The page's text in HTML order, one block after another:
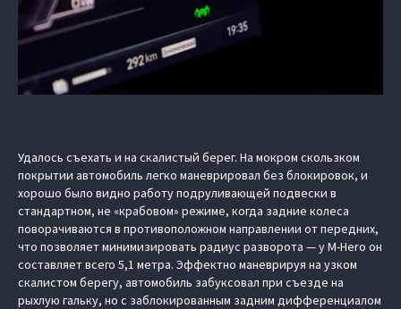
Удалось съехать и на скалистый берег. На мокром скользком
покрытии автомобиль легко маневрировал без блокировок, и
хорошо было видно работу подруливающей подвески в
стандартном, не «крабовом» режиме, когда задние колеса
поворачиваются в противоположном направлении от передних,
что позволяет минимизировать радиус разворота — у M-Hero он
составляет всего 5,1 метра. Эффектно маневрируя на узком
скалистом берегу, автомобиль забуксовал при съезде на
рыхлую гальку, но с заблокированным задним дифференциалом